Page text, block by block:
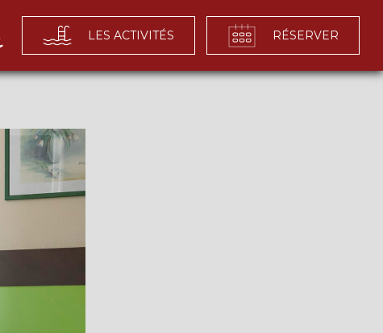
LES ACTIVITÉS RÉSERVER